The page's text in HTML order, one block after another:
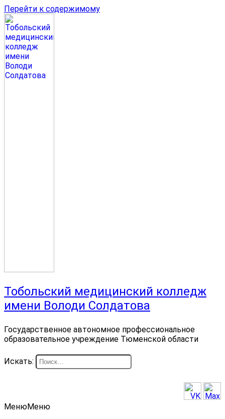
Перейти к содержимому
Тобольский медицинский колледж
имени Володи Солдатова
Государственное автономное профессиональное
образовательное учреждение Тюменской области
Искать:
МенюМеню